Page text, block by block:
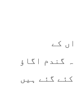
کے
گندم اگاؤ
گئے ہیں